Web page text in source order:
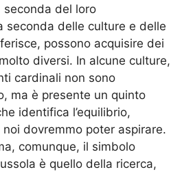
seconda del loro
seconda delle culture e delle
possono acquisire dei
diversi. In alcune culture,
cardinali non sono
ma è presente un quinto
identifica l’equilibrio,
noi dovremmo poter aspirare.
comunque, il simbolo
è quello della ricerca,